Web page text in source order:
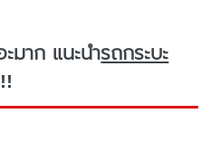
มาก แนะนำรถกระบะ